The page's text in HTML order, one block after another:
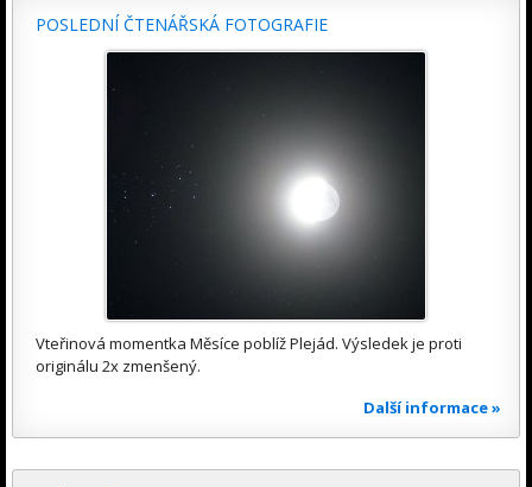
POSLEDNÍ ČTENÁŘSKÁ FOTOGRAFIE
Vteřinová momentka Měsíce poblíž Plejád. Výsledek je proti
originálu 2x zmenšený.
Další informace »